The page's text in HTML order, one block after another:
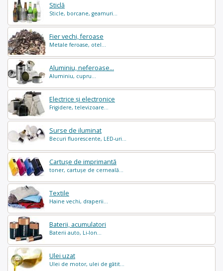
Sticlă
Sticle, borcane, geamuri...
Fier vechi, feroase
Metale feroase, otel...
Aluminiu, neferoase...
Aluminiu, cupru...
Electrice și electronice
Frigidere, televizoare...
Surse de iluminat
Becuri fluorescente, LED-uri...
Cartușe de imprimantă
toner, cartușe de cerneală...
Textile
Haine vechi, draperii...
Baterii, acumulatori
Baterii auto, Li-Ion...
Ulei uzat
Ulei de motor, ulei de gătit...